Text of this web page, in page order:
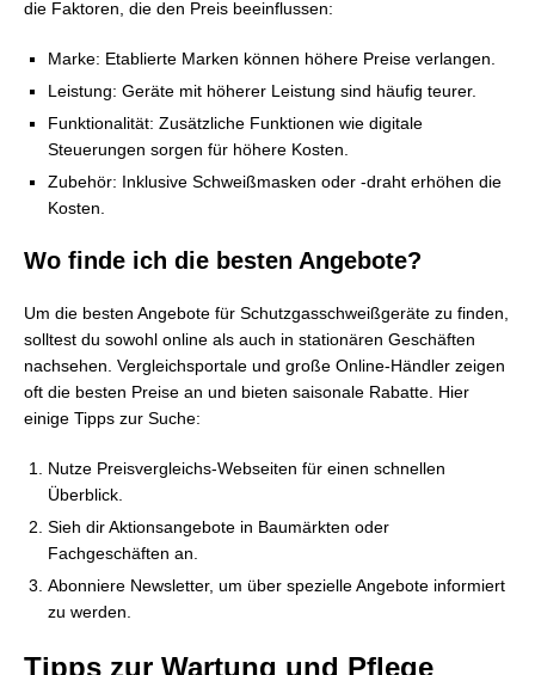
die Faktoren, die den Preis beeinflussen:
Marke: Etablierte Marken können höhere Preise verlangen.
Leistung: Geräte mit höherer Leistung sind häufig teurer.
Funktionalität: Zusätzliche Funktionen wie digitale
Steuerungen sorgen für höhere Kosten.
Zubehör: Inklusive Schweißmasken oder -draht erhöhen die
Kosten.
Wo finde ich die besten Angebote?
Um die besten Angebote für Schutzgasschweißgeräte zu finden,
solltest du sowohl online als auch in stationären Geschäften
nachsehen. Vergleichsportale und große Online-Händler zeigen
oft die besten Preise an und bieten saisonale Rabatte. Hier
einige Tipps zur Suche:
Nutze Preisvergleichs-Webseiten für einen schnellen
Überblick.
Sieh dir Aktionsangebote in Baumärkten oder
Fachgeschäften an.
Abonniere Newsletter, um über spezielle Angebote informiert
zu werden.
Tipps zur Wartung und Pflege